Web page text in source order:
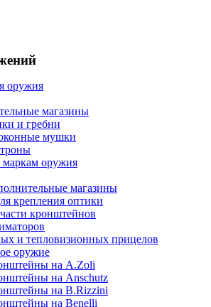
оружия
магазины
и гребни
мушки
маркам оружия
магазины
крепления оптики
кронштейнов
и тепловизионных прицелов
оружие
на A.Zoli
на Anschutz
на B.Rizzini
на Benelli